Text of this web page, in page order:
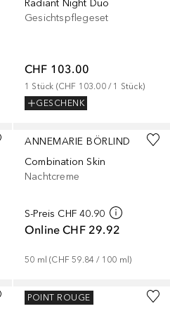
Radiant Night Duo
Gesichtspflegeset
CHF 103.00
1 Stück (CHF 103.00 / 1 Stück)
GESCHENK
ANNEMARIE BÖRLIND
Combination Skin
Nachtcreme
S-Preis CHF 40.90
Online CHF 29.92
50 ml (CHF 59.84 / 100 ml)
LANCÔME
POINT ROUGE